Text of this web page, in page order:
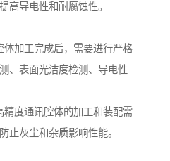
高导电性和耐腐蚀性。
加工完成后，需要进行严格
、表面光洁度检测、导电性
度通讯腔体的加工和装配需
止灰尘和杂质影响性能。